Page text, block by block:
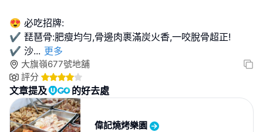
😍 必吃招牌:
✔️ 琵琶骨:肥瘦均勻,骨邊肉裹滿炭火香,一咬脫骨超正!
✔️ 沙... 更多
大旗嶺677號地舖
評分
文章提及 的好去處
偉記燒烤樂園